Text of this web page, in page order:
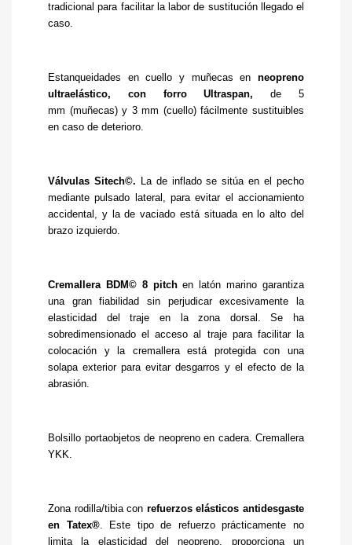
tradicional para facilitar la labor de sustitución llegado el
caso.
Estanqueidades en cuello y muñecas en neopreno
ultraelástico, con forro Ultraspan,de 5
mm (muñecas) y 3 mm (cuello) fácilmente sustituibles
en caso de deterioro.
Válvulas Sitech©. La de inflado se sitúa en el pecho
mediante pulsado lateral, para evitar el accionamiento
accidental, y la de vaciado está situada en lo alto del
brazo izquierdo.
Cremallera BDM© 8 pitchen latón marino garantiza
una gran fiabilidad sin perjudicar excesivamente la
elasticidad del traje en la zona dorsal. Se ha
sobredimensionado el acceso al traje para facilitar la
colocación y la cremallera está protegida con una
solapa exterior para evitar desgarros y el efecto de la
abrasión.
Bolsillo portaobjetos de neopreno en cadera. Cremallera
YKK.
Zona rodilla/tibia con refuerzos elásticos antidesgaste
en Tatex®. Este tipo de refuerzo prácticamente no
limita la elasticidad del neopreno, proporciona un